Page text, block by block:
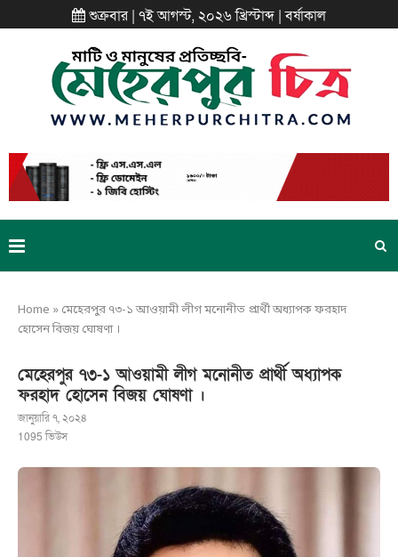
শুক্রবার | ৭ই আগস্ট, ২০২৬ খ্রিস্টাব্দ | বর্ষাকাল
Home » মেহেরপুর ৭৩-১ আওয়ামী লীগ মনোনীত প্রার্থী অধ্যাপক ফরহাদ
হোসেন বিজয় ঘোষণা ।
মেহেরপুর ৭৩-১ আওয়ামী লীগ মনোনীত প্রার্থী অধ্যাপক
ফরহাদ হোসেন বিজয় ঘোষণা ।
জানুয়ারি ৭, ২০২৪
1095ভিউস